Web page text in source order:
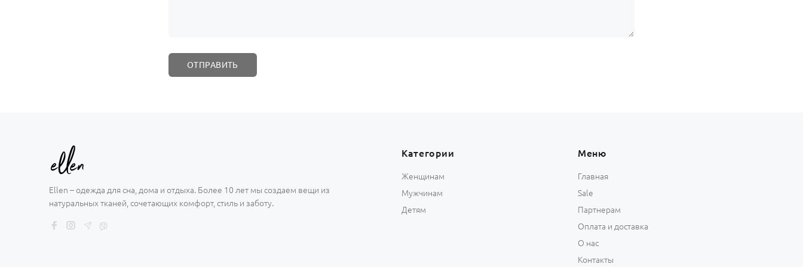
Ellen – одежда для сна, дома и отдыха. Более 10 лет мы создаем вещи из
натуральных тканей, сочетающих комфорт, стиль и заботу.
Категории
Женщинам
Мужчинам
Детям
Меню
Главная
Sale
Партнерам
Оплата и доставка
О нас
Контакты